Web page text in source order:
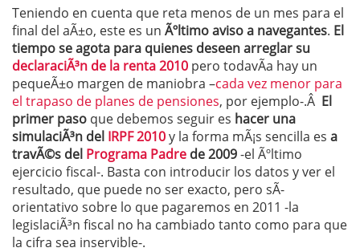
Teniendo en cuenta que reta menos de un mes para el
final del aÃ±o, este es un Ãºltimo aviso a navegantes. El
tiempo se agota para quienes deseen arreglar su
declaraciÃ³n de la renta 2010 pero todavÃ­a hay un
pequeÃ±o margen de maniobra –cada vez menor para
el trapaso de planes de pensiones, por ejemplo-.Â El
primer paso que debemos seguir es hacer una
simulaciÃ³n del IRPF 2010y la forma mÃ¡s sencilla es a
travÃ©s del Programa Padre de 2009-el Ãºltimo
ejercicio fiscal-. Basta con introducir los datos y ver el
resultado, que puede no ser exacto, pero sÃ­
orientativo sobre lo que pagaremos en 2011 -la
legislaciÃ³n fiscal no ha cambiado tanto como para que
la cifra sea inservible-.